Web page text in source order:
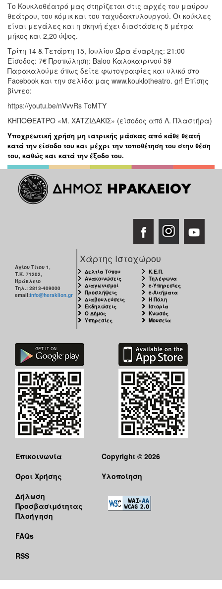
Το Κουκλοθέατρό μας στηρίζεται στις αρχές του μαύρου
θεάτρου, του κόμικ και του ταχυδακτυλουργού. Οι κούκλες
είναι μεγάλες και η σκηνή έχει διαστάσεις 5 μέτρα
μήκος και 2,20 ύψος.
Τρίτη 14 & Τετάρτη 15, Ιουλίου Ώρα έναρξης: 21:00
Είσοδος: 7€ Προπώληση: Baloo Καλοκαιρινού 59
Παρακαλούμε όπως δείτε φωτογραφίες και υλικό στο
Facebook και την σελίδα μας www.kouklotheatro. gr! Επίσης
βίντεο:
https://youtu.be/nVvvRs ToMTY
ΚΗΠΟΘΕΑΤΡΟ «Μ. ΧΑΤΖΙΔΑΚΙΣ» (είσοδος από Λ. Πλαστήρα)
Υποχρεωτική χρήση μη ιατρικής μάσκας από κάθε θεατή
κατά την είσοδο του και μέχρι την τοποθέτηση του στην θέση
του, καθώς και κατά την έξοδο του.
Αγίου Τίτου 1,
Τ.Κ. 71202,
Ηράκλειο
Τηλ.: 2813-409000
email:info@heraklion.gr
Χάρτης Ιστοχώρου
Δελτία Τύπου
Ανακοινώσεις
Διαγωνισμοί
Προσλήψεις
Διαβουλεύσεις
Εκδηλώσεις
Ο Δήμος
Υπηρεσίες
Κ.Ε.Π.
Τηλέφωνα
e-Υπηρεσίες
e-Αιτήματα
Η Πόλη
Ιστορία
Κνωσός
Μουσεία
Επικοινωνία
Όροι Χρήσης
Δήλωση
Προσβασιμότητας
Πλοήγηση
FAQs
RSS
Copyright © 2026
Υλοποίηση